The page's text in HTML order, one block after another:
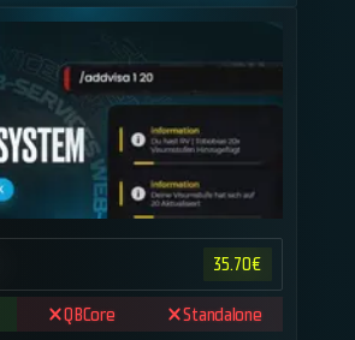
35.70€
QBCore
Standalone